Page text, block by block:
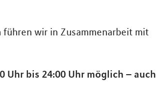
wir in Zusammenarbeit mit
bis 24:00 Uhr möglich – auch